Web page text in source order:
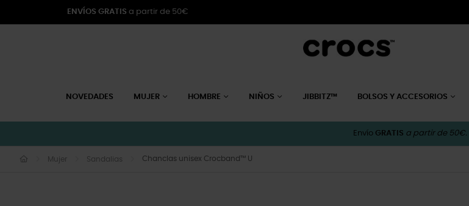
ENVÍOS GRATIS a partir de 50€
NOVEDADES MUJER HOMBRE NIÑOS JIBBITZ™ BOLSOS Y ACCESORIOS
Envío GRATIS a partir de 50€.
Mujer Sandalias Chanclas unisex Crocband™ U